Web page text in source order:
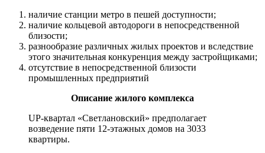
наличие станции метро в пешей доступности;
наличие кольцевой автодороги в непосредственной
близости;
разнообразие различных жилых проектов и вследствие
этого значительная конкуренция между застройщиками;
отсутствие в непосредственной близости
промышленных предприятий
Описание жилого комплекса
UP-квартал «Светлановский» предполагает
возведение пяти 12-этажных домов на 3033
квартиры.